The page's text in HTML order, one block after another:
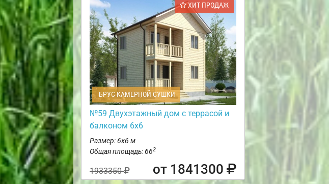
ХИТ ПРОДАЖ
БРУС КАМЕРНОЙ СУШКИ
№59 Двухэтажный дом с террасой и
балконом 6х6
Размер: 6х6 м
Общая площадь: 662
1933350 от 1841300